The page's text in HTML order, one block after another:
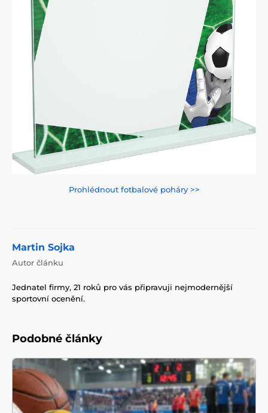
Prohlédnout fotbalové poháry >>
Martin Sojka
Autor článku
Jednatel firmy, 21 roků pro vás připravuji nejmodernější
sportovní ocenění.
Podobné články